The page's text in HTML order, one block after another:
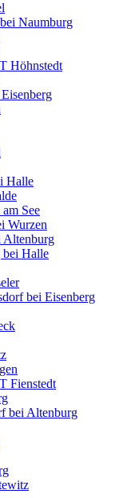
Naumburg
Höhnstedt
Halle
See
Wurzen
Altenburg
bei Halle
bei Eisenberg
Fienstedt
bei Altenburg